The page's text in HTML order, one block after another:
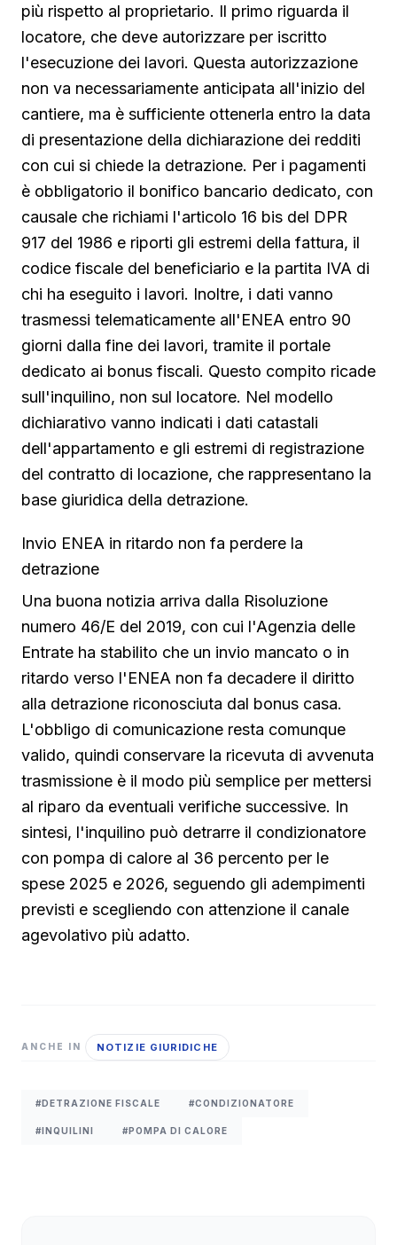
più rispetto al proprietario. Il primo riguarda il
locatore, che deve autorizzare per iscritto
l'esecuzione dei lavori. Questa autorizzazione
non va necessariamente anticipata all'inizio del
cantiere, ma è sufficiente ottenerla entro la data
di presentazione della dichiarazione dei redditi
con cui si chiede la detrazione. Per i pagamenti
è obbligatorio il bonifico bancario dedicato, con
causale che richiami l'articolo 16 bis del DPR
917 del 1986 e riporti gli estremi della fattura, il
codice fiscale del beneficiario e la partita IVA di
chi ha eseguito i lavori. Inoltre, i dati vanno
trasmessi telematicamente all'ENEA entro 90
giorni dalla fine dei lavori, tramite il portale
dedicato ai bonus fiscali. Questo compito ricade
sull'inquilino, non sul locatore. Nel modello
dichiarativo vanno indicati i dati catastali
dell'appartamento e gli estremi di registrazione
del contratto di locazione, che rappresentano la
base giuridica della detrazione.
Invio ENEA in ritardo non fa perdere la
detrazione
Una buona notizia arriva dalla Risoluzione
numero 46/E del 2019, con cui l'Agenzia delle
Entrate ha stabilito che un invio mancato o in
ritardo verso l'ENEA non fa decadere il diritto
alla detrazione riconosciuta dal bonus casa.
L'obbligo di comunicazione resta comunque
valido, quindi conservare la ricevuta di avvenuta
trasmissione è il modo più semplice per mettersi
al riparo da eventuali verifiche successive. In
sintesi, l'inquilino può detrarre il condizionatore
con pompa di calore al 36 percento per le
spese 2025 e 2026, seguendo gli adempimenti
previsti e scegliendo con attenzione il canale
agevolativo più adatto.
ANCHE IN NOTIZIE GIURIDICHE
#DETRAZIONE FISCALE #CONDIZIONATORE
#INQUILINI #POMPA DI CALORE